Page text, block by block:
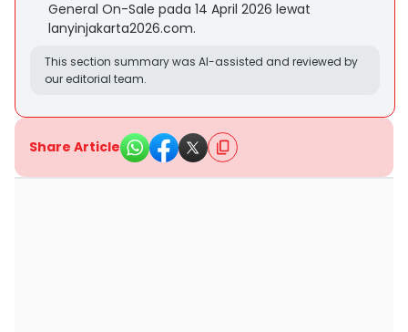
General On-Sale pada 14 April 2026 lewat
lanyinjakarta2026.com.
This section summary was AI-assisted and reviewed by
our editorial team.
Share Article